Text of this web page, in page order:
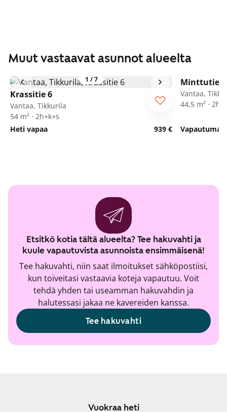
Muut vastaavat asunnot alueelta
1 /7
Krassitie 6
Vantaa, Tikkurila
54 m² · 2h+k+s
Heti vapaa
939 €
Minttutie
Vantaa,
44,5 m² ·
Etsitkö kotia tältä alueelta? Tee hakuvahti ja
kuule vapautuvista asunnoista ensimmäisenä!
Tee hakuvahti, niin saat ilmoitukset sähköpostiisi,
kun toiveitasi vastaavia koteja vapautuu. Voit
tehdä yhden tai useamman hakuvahdin ja
halutessasi jakaa ne kavereiden kanssa.
Tee hakuvahti
Vuokraa heti